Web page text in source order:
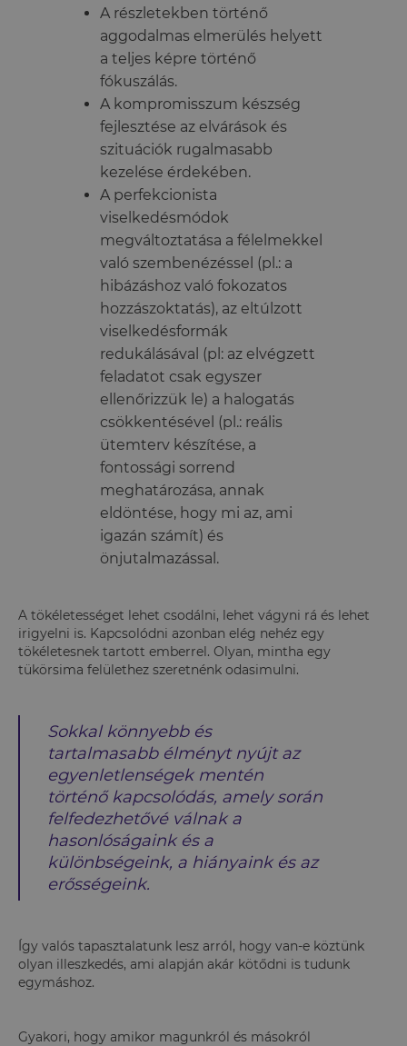
A részletekben történő
aggodalmas elmerülés helyett
a teljes képre történő
fókuszálás.
A kompromisszum készség
fejlesztése az elvárások és
szituációk rugalmasabb
kezelése érdekében.
A perfekcionista
viselkedésmódok
megváltoztatása a félelmekkel
való szembenézéssel (pl.: a
hibázáshoz való fokozatos
hozzászoktatás), az eltúlzott
viselkedésformák
redukálásával (pl: az elvégzett
feladatot csak egyszer
ellenőrizzük le) a halogatás
csökkentésével (pl.: reális
ütemterv készítése, a
fontossági sorrend
meghatározása, annak
eldöntése, hogy mi az, ami
igazán számít) és
önjutalmazással.
A tökéletességet lehet csodálni, lehet vágyni rá és lehet
irigyelni is. Kapcsolódni azonban elég nehéz egy
tökéletesnek tartott emberrel. Olyan, mintha egy
tükörsima felülethez szeretnénk odasimulni.
Sokkal könnyebb és
tartalmasabb élményt nyújt az
egyenletlenségek mentén
történő kapcsolódás, amely során
felfedezhetővé válnak a
hasonlóságaink és a
különbségeink, a hiányaink és az
erősségeink.
Így valós tapasztalatunk lesz arról, hogy van-e köztünk
olyan illeszkedés, ami alapján akár kötődni is tudunk
egymáshoz.
Gyakori, hogy amikor magunkról és másokról